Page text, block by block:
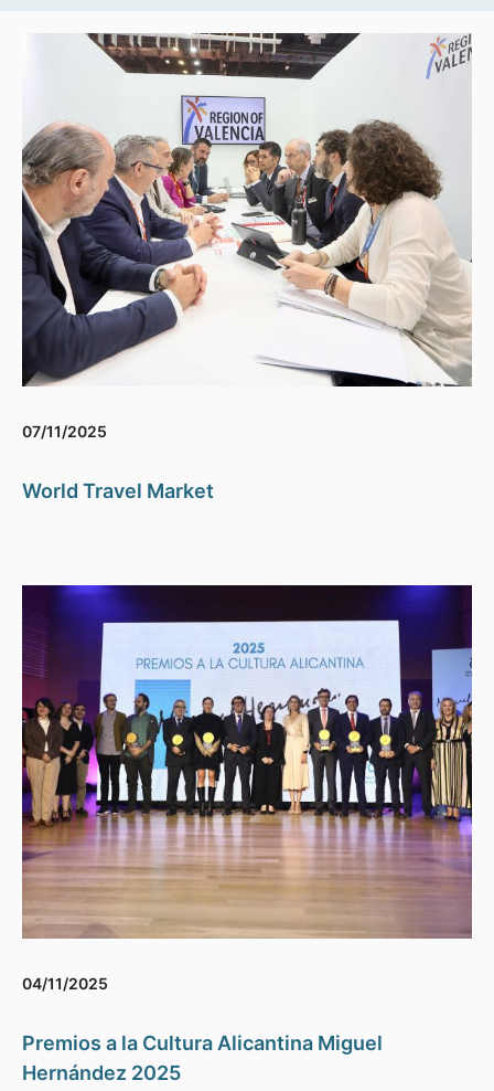
07/11/2025
World Travel Market
04/11/2025
Premios a la Cultura Alicantina Miguel
Hernández 2025